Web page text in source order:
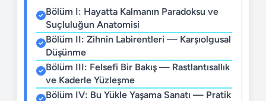
Bölüm I: Hayatta Kalmanın Paradoksu ve
Suçluluğun Anatomisi
Bölüm II: Zihnin Labirentleri — Karşıolgusal
Düşünme
Bölüm III: Felsefi Bir Bakış — Rastlantısallık
ve Kaderle Yüzleşme
Bölüm IV: Bu Yükle Yaşama Sanatı — Pratik